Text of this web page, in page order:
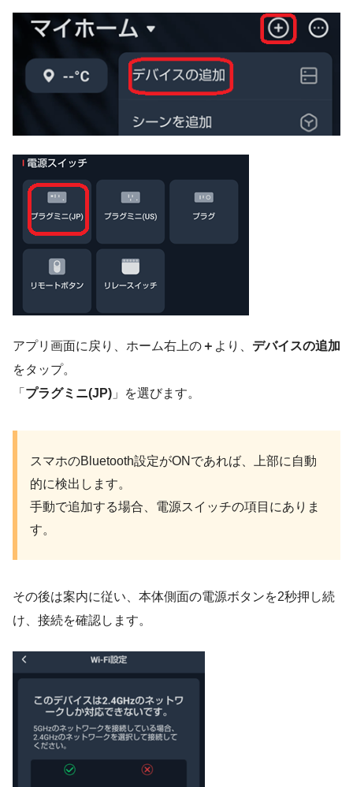
アプリ画面に戻り、ホーム右上の ＋ より、 デバイスの追加
をタップ。
「 プラグミニ(JP) 」を選びます。
スマホのBluetooth設定がONであれば、上部に自動
的に検出します。
手動で追加する場合、電源スイッチの項目にありま
す。
その後は案内に従い、本体側面の電源ボタンを2秒押し続
け、接続を確認します。